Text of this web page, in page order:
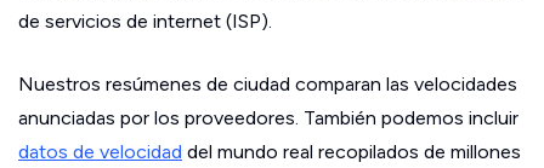
de servicios de internet (ISP).
Nuestros resúmenes de ciudad comparan las velocidades
anunciadas por los proveedores. También podemos incluir
datos de velocidad del mundo real recopilados de millones